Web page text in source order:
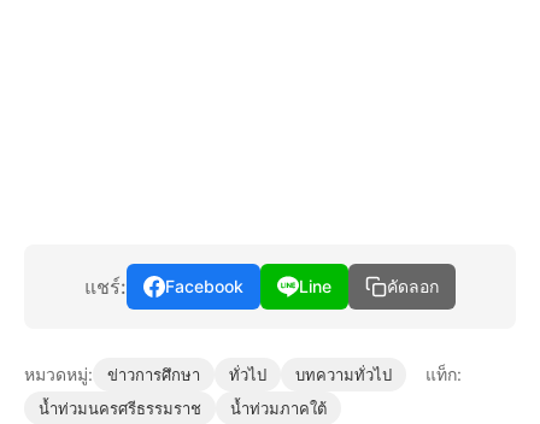
แชร์: Facebook Line คัดลอก
หมวดหมู่: ข่าวการศึกษา ทั่วไป บทความทั่วไป แท็ก:
น้ำท่วมนครศรีธรรมราช น้ำท่วมภาคใต้